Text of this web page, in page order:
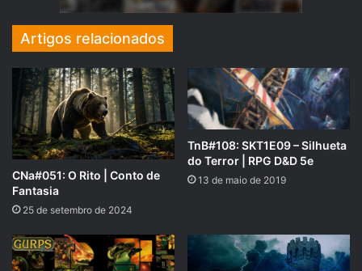
PADRINHOS E MADRINHAS QUE APOIARAM O RPG NEXT – JULHO
DE 2018:
Artigos relacionados
CNa#051: O Rito | Conto de
Fantasia
25 de setembro de 2024
TnB#108: SKT1E09 – Silhueta
do Terror | RPG D&D 5e
13 de maio de 2019